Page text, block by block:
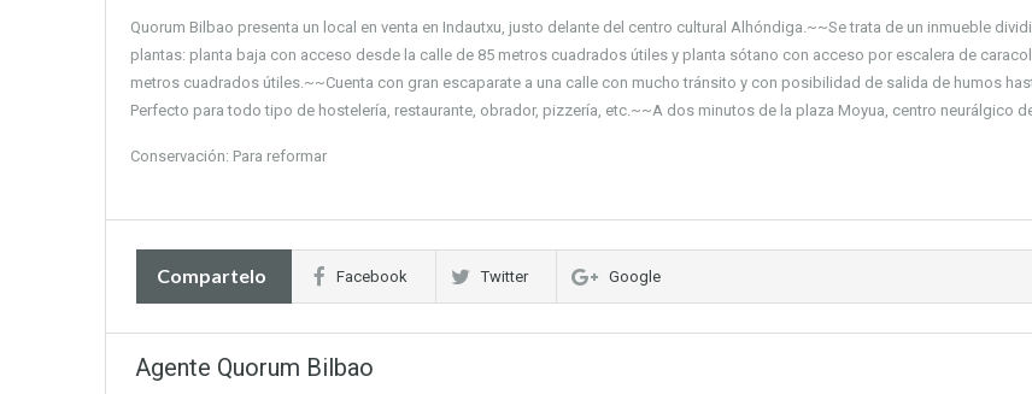
Quorum Bilbao presenta un local en venta en Indautxu, justo delante del centro cultural Alhóndiga.~~Se trata de un inmueble
plantas: planta baja con acceso desde la calle de 85 metros cuadrados útiles y planta sótano con acceso por escalera de
metros cuadrados útiles.~~Cuenta con gran escaparate a una calle con mucho tránsito y con posibilidad de salida de humos
Perfecto para todo tipo de hostelería, restaurante, obrador, pizzería, etc.~~A dos minutos de la plaza Moyua, centro neurálgico
Conservación: Para reformar
Compartelo Facebook Twitter Google
Agente Quorum Bilbao